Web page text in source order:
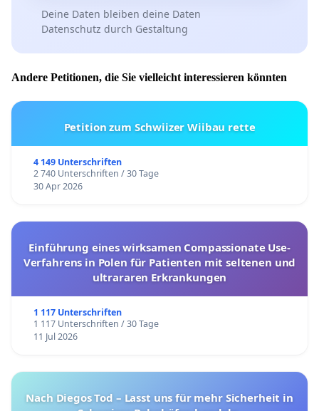
Deine Daten bleiben deine Daten
Datenschutz durch Gestaltung
Andere Petitionen, die Sie vielleicht interessieren könnten
Petition zum Schwiizer Wiibau rette
4 149 Unterschriften
2 740 Unterschriften / 30 Tage
30 Apr 2026
Einführung eines wirksamen Compassionate Use-
Verfahrens in Polen für Patienten mit seltenen und
ultrararen Erkrankungen
1 117 Unterschriften
1 117 Unterschriften / 30 Tage
11 Jul 2026
Nach Diegos Tod – Lasst uns für mehr Sicherheit in